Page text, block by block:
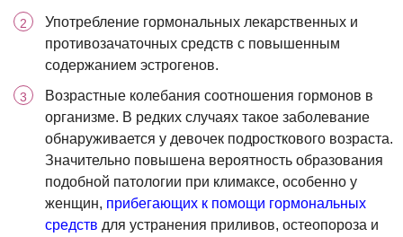
Употребление гормональных лекарственных и
противозачаточных средств с повышенным
содержанием эстрогенов.
Возрастные колебания соотношения гормонов в
организме. В редких случаях такое заболевание
обнаруживается у девочек подросткового возраста.
Значительно повышена вероятность образования
подобной патологии при климаксе, особенно у
женщин, прибегающих к помощи гормональных
средств для устранения приливов, остеопороза и